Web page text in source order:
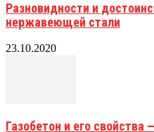
Разновидности и
нержавеющей стали
23.10.2020
Газобетон и его